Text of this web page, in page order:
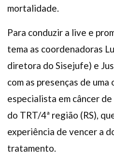
mortalidade.
Para conduzir a live e
tema as coordenadoras
diretora do Sisejufe) e
com as presenças de
especialista em câncer
do TRT/4ª região (RS),
experiência de vencer a
tratamento.